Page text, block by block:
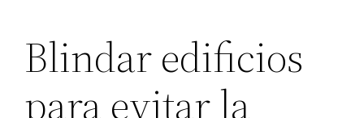
Blindar edificios
para evitar la